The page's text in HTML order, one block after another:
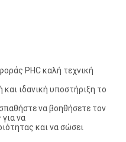
PHC καλή τεχνική
και ιδανική υποστήριξη το
να βοηθήσετε τον
να
και να σώσει